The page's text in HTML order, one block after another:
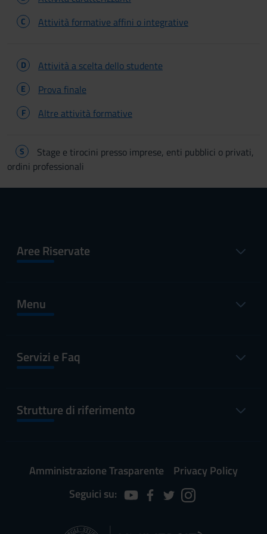
C Attività formative affini o integrative
D Attività a scelta dello studente
E Prova finale
F Altre attività formative
S
Stage e tirocini presso imprese, enti pubblici o privati,
ordini professionali
Aree Riservate
Menu
Servizi e Faq
Strutture di riferimento
Amministrazione Trasparente
Privacy Policy
Seguici su: